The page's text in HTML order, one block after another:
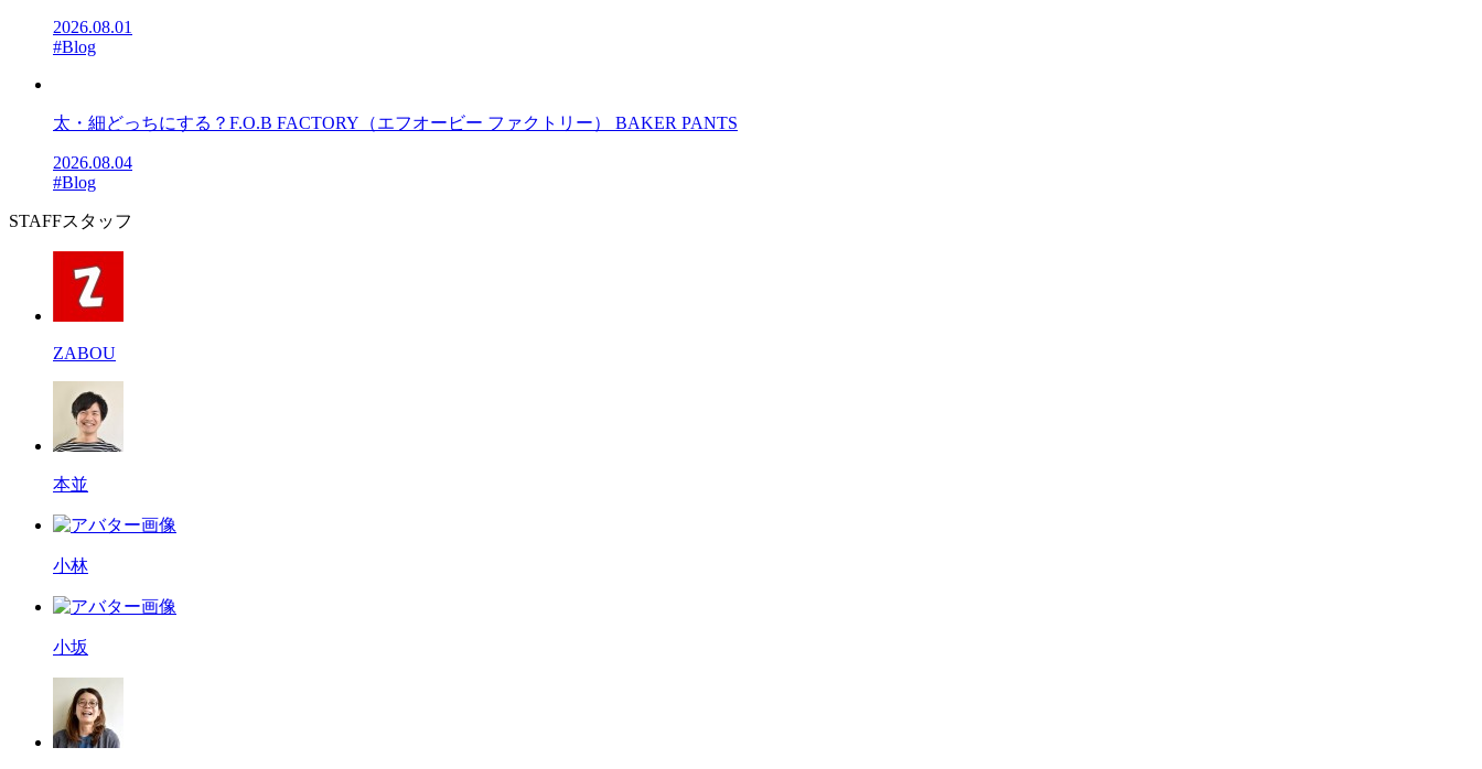
2026.08.01
#Blog
太・細どっちにする？F.O.B FACTORY（エフオービー ファクトリー） BAKER PANTS
2026.08.04
#Blog
STAFFスタッフ
ZABOU
本並
小林
小坂